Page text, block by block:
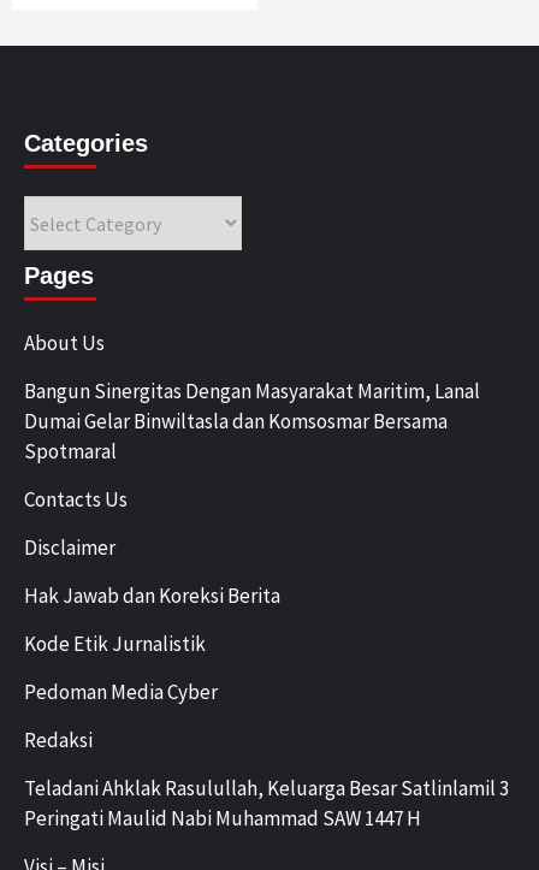
Categories
Pages
About Us
Bangun Sinergitas Dengan Masyarakat Maritim, Lanal
Dumai Gelar Binwiltasla dan Komsosmar Bersama
Spotmaral
Contacts Us
Disclaimer
Hak Jawab dan Koreksi Berita
Kode Etik Jurnalistik
Pedoman Media Cyber
Redaksi
Teladani Ahklak Rasulullah, Keluarga Besar Satlinlamil 3
Peringati Maulid Nabi Muhammad SAW 1447 H